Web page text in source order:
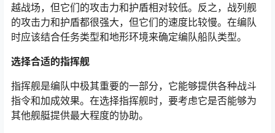
越战场，但它们的攻击力和护盾相对较低。反之，战列舰
的攻击力和护盾都很强大，但它们的速度比较慢。在编队
时应该结合任务类型和地形环境来确定编队船队类型。
选择合适的指挥舰
指挥舰是编队中极其重要的一部分，它能够提供各种战斗
指令和加成效果。在选择指挥舰时，要考虑它是否能够为
其他舰艇提供最大程度的协助。